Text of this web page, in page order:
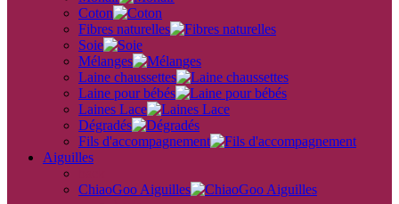
Coton
Fibres naturelles
Soie
Mélanges
Laine chaussettes
Laine pour bébés
Laines Lace
Dégradés
Fils d'accompagnement
Aiguilles
ChiaoGoo Aiguilles